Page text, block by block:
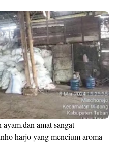
amat sangat
harjo yang mencium aroma